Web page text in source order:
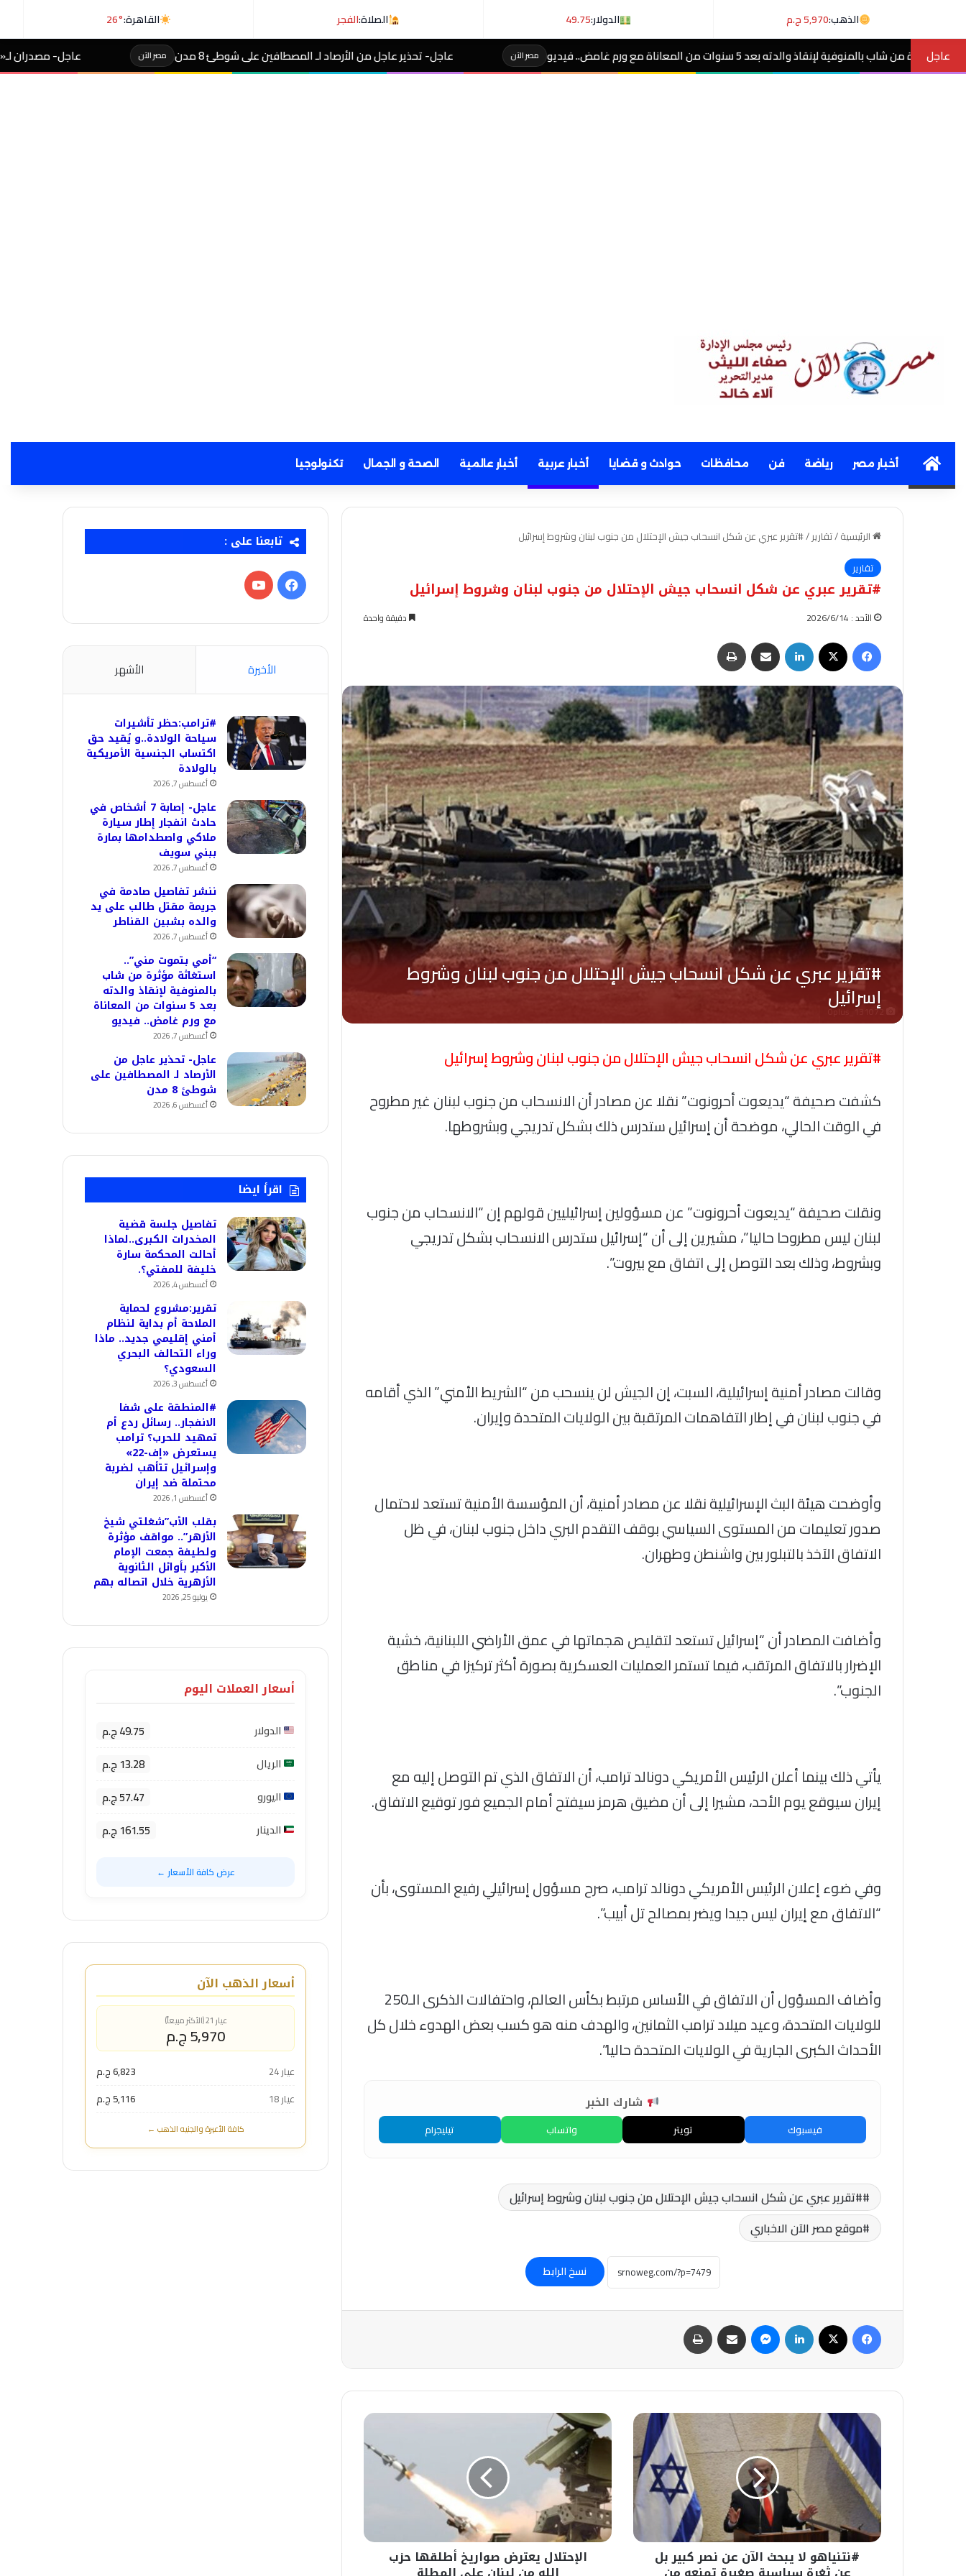
الذهب:5,970 ج.م الدولار:49.75 الصلاة:الفجر القاهرة:26°
عاجل
من المعاناة مع ورم غامض.. فيديو مصر الآن عاجل- تحذير عاجل من الأرصاد لـ المصطافين على شوطئ 8 مدن مصر الآن عاجل- مصدران لـ«رويترز»: السعودية
Homeأخبار مصر رياضة فن محافظات حوادث و قضايا أخبار عربية أخبار عالمية الصحة و الجمال تكنولوجيا
الرئيسية/تقارير/#تقرير عبري عن شكل انسحاب جيش الإحتلال من جنوب لبنان وشروط إسرائيل
تقارير
#تقرير عبري عن شكل انسحاب جيش الإحتلال من جنوب لبنان وشروط إسرائيل
الأحد : 2026/6/14 دقيقة واحدة
فيسبوك لينكدإن مشاركة عبر البريد
#تقرير عبري عن شكل انسحاب جيش الإحتلال من جنوب لبنان وشروط إسرائيل
كشفت صحيفة “يديعوت أحرونوت” نقلا عن مصادر أن الانسحاب من جنوب لبنان غير مطروح
في الوقت الحالي، موضحة أن إسرائيل ستدرس ذلك بشكل تدريجي وبشروطها.
ونقلت صحيفة “يديعوت أحرونوت” عن مسؤولين إسرائيليين قولهم إن “الانسحاب من جنوب
لبنان ليس مطروحا حاليا”، مشيرين إلى أن “إسرائيل ستدرس الانسحاب بشكل تدريجي
وبشروط، وذلك بعد التوصل إلى اتفاق مع بيروت”.
وقالت مصادر أمنية إسرائيلية، السبت، إن الجيش لن ينسحب من “الشريط الأمني” الذي أقامه
في جنوب لبنان في إطار التفاهمات المرتقبة بين الولايات المتحدة وإيران.
وأوضحت هيئة البث الإسرائيلية نقلا عن مصادر أمنية، أن المؤسسة الأمنية تستعد لاحتمال
صدور تعليمات من المستوى السياسي بوقف التقدم البري داخل جنوب لبنان، في ظل
الاتفاق الآخذ بالتبلور بين واشنطن وطهران.
وأضافت المصادر أن “إسرائيل تستعد لتقليص هجماتها في عمق الأراضي اللبنانية، خشية
الإضرار بالاتفاق المرتقب، فيما تستمر العمليات العسكرية بصورة أكثر تركيزا في مناطق
الجنوب”.
يأتي ذلك بينما أعلن الرئيس الأمريكي دونالد ترامب، أن الاتفاق الذي تم التوصل إليه مع
إيران سيوقع يوم الأحد، مشيرا إلى أن مضيق هرمز سيفتح أمام الجميع فور توقيع الاتفاق.
وفي ضوء إعلان الرئيس الأمريكي دونالد ترامب، صرح مسؤول إسرائيلي رفيع المستوى، بأن
“الاتفاق مع إيران ليس جيدا ويضر بمصالح تل أبيب”.
وأضاف المسؤول أن الاتفاق في الأساس مرتبط بكأس العالم، واحتفالات الذكرى الـ250
للولايات المتحدة، وعيد ميلاد ترامب الثمانين، والهدف منه هو كسب بعض الهدوء خلال كل
الأحداث الكبرى الجارية في الولايات المتحدة حاليا”.
شارك الخبر
فيسبوك تويتر واتساب تيليجرام
#تقرير عبري عن شكل انسحاب جيش الإحتلال من جنوب لبنان وشروط إسرائيل
موقع مصر الآن الاخباري
نسخ الرابط
فيسبوك لينكدإن ماسنجر مشاركة عبر البريد
#نتنياهو
لا
يبحث
عن
نصر
كبير
بل
عن
#نتنياهو لا يبحث الآن عن نصر كبير بل
الإحتلال
يعترض
صواريخ
أطلقها
حزب
الله
من
لبنان
على
المطلةالإحتلال يعترض صواريخ أطلقها حزب
تابعنا على :
فيسبوك‫YouTube
الأخيرة الأشهر
#ترامب:حظر تأشيرات
سياحة الولادة..و يُقيد حق
اكتساب الجنسية الأمريكية
بالولادة
أغسطس 7, 2026
عاجل- إصابة 7 أشخاص في
حادث انفجار إطار سيارة
ملاكي واصطدامها بمارة
ببني سويف
أغسطس 7, 2026
ننشر تفاصيل صادمة في
جريمة مقتل طالب على يد
والده بشبين القناطر
أغسطس 7, 2026
“أمي بتموت مني”..
استغاثة مؤثرة من شاب
بالمنوفية لإنقاذ والدته
بعد 5 سنوات من المعاناة
مع ورم غامض.. فيديو
أغسطس 7, 2026
عاجل- تحذير عاجل من
الأرصاد لـ المصطافين على
شوطئ 8 مدن
أغسطس 6, 2026
اقرأ ايضا
تفاصيل جلسة قضية
المخدرات الكبرى..لماذا
أحالت المحكمة سارة
خليفة للمفتي؟.
أغسطس 4, 2026
تقرير:مشروع لحماية
الملاحة أم بداية لنظام
أمني إقليمي جديد.. ماذا
وراء التحالف البحري
السعودي؟
أغسطس 3, 2026
#المنطقة على شفا
الانفجار.. رسائل ردع أم
تمهيد للحرب؟ ترامب
يستعرض «إف-22»
وإسرائيل تتأهب لضربة
محتملة ضد إيران
أغسطس 1, 2026
بقلب الأب”شغلتي شيخ
الأزهر”.. مواقف مؤثرة
ولطيفة جمعت الإمام
الأكبر بأوائل الثانوية
الأزهرية خلال اتصاله بهم
يوليو 25, 2026
أسعار العملات اليوم
الدولار 49.75 ج.م
الريال 13.28 ج.م
اليورو 57.47 ج.م
الدينار 161.55 ج.م
عرض كافة الأسعار ←
أسعار الذهب الآن
عيار 21 (الأكثر مبيعاً)
5,970 ج.م
عيار 24
6,823 ج.م
عيار 18
5,116 ج.م
كافة الأعيرة والجنيه الذهب ←